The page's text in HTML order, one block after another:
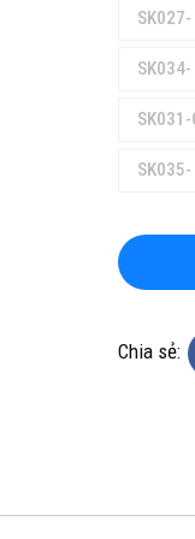
SK027-
SK034-
SK031-
Chia sẻ: